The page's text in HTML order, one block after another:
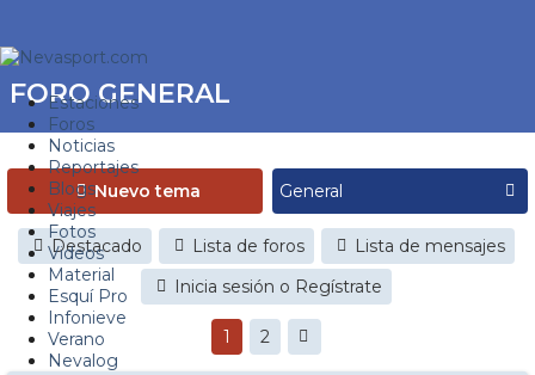
Estaciones
Foros
Noticias
Reportajes
Blogs
Viajes
Fotos
Videos
Material
Esquí Pro
Infonieve
Verano
Nevalog
FORO GENERAL
Nuevo tema
Destacado Lista de foros
Lista de mensajes
Inicia sesión o Regístrate
1 2